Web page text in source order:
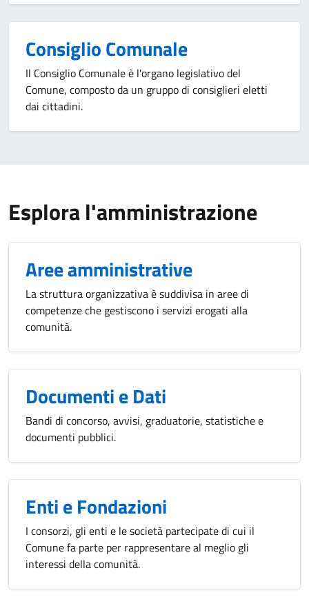
Consiglio Comunale
Il Consiglio Comunale è l'organo legislativo del
Comune, composto da un gruppo di consiglieri eletti
dai cittadini.
Esplora l'amministrazione
Aree amministrative
La struttura organizzativa è suddivisa in aree di
competenze che gestiscono i servizi erogati alla
comunità.
Documenti e Dati
Bandi di concorso, avvisi, graduatorie, statistiche e
documenti pubblici.
Enti e Fondazioni
I consorzi, gli enti e le società partecipate di cui il
Comune fa parte per rappresentare al meglio gli
interessi della comunità.